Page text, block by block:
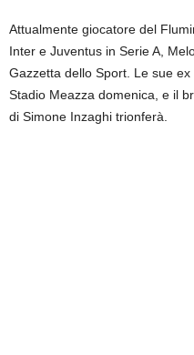
Attualmente giocatore del
Inter e Juventus in Serie A,
Gazzetta dello Sport. Le sue
Stadio Meazza domenica, e il
di Simone Inzaghi trionferà.